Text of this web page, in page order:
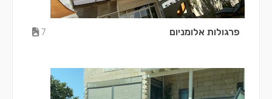
פרגולות אלומניום 7